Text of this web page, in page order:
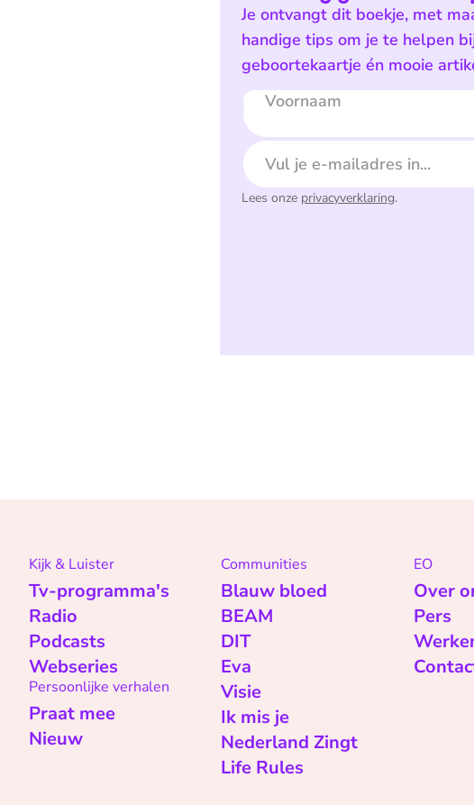
Je ontvangt dit boekje, met
handige tips om je te helpen
geboortekaartje én mooie
Voornaam
E-mailadres
Lees onze privacyverklaring.
Kijk & Luister
Tv-programma's
Radio
Podcasts
Webseries
Persoonlijke verhalen
Praat mee
Nieuw
Communities
Blauw bloed
BEAM
DIT
Eva
Visie
Ik mis je
Nederland Zingt
Life Rules
EO
Over
Pers